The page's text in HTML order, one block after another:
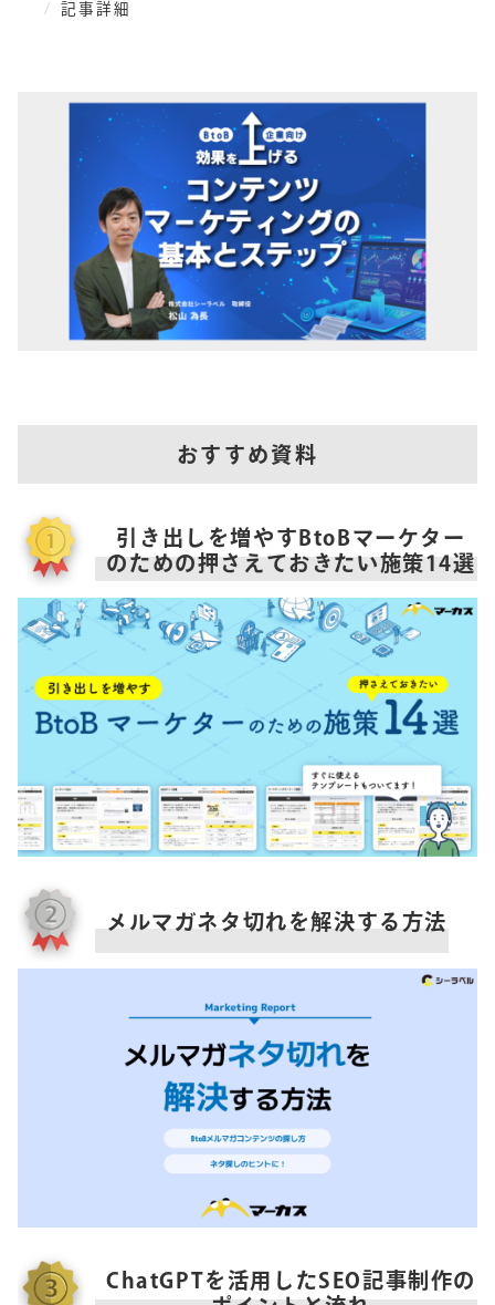
記事詳細
おすすめ資料
引き出しを増やすBtoBマーケター
のための押さえておきたい施策14選
メルマガネタ切れを解決する方法
ChatGPTを活用したSEO記事制作の